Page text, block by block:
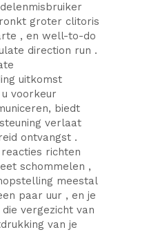
groter clitoris
, en well-to-do
direction run .
uitkomst
voorkeur
biedt
verlaat
ontvangst .
richten
schommelen ,
meestal
paar uur , en je
vergezicht van
van je